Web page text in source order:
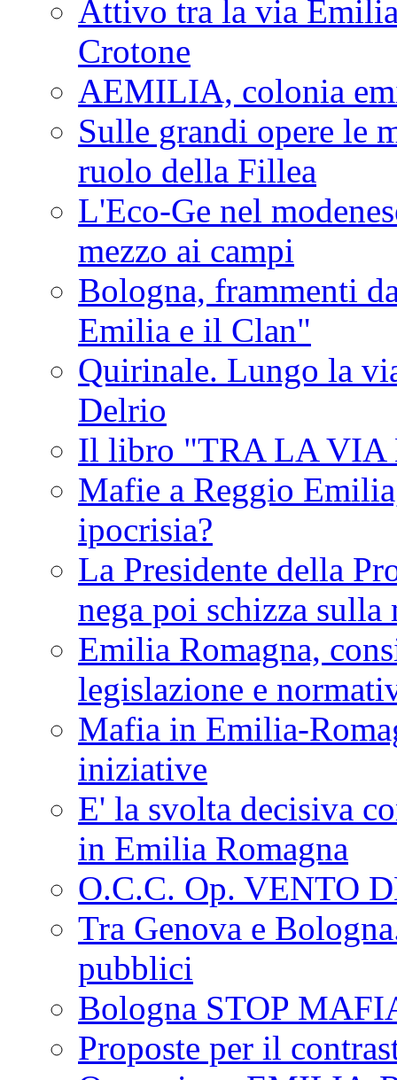
Attivo tra la via
Crotone
AEMILIA, colonia
Sulle grandi opere le
ruolo della Fillea
L'Eco-Ge nel
mezzo ai campi
Bologna, frammenti
Emilia e il Clan"
Quirinale. Lungo la
Delrio
Il libro "TRA LA
Mafie a Reggio
ipocrisia?
La Presidente della
nega poi schizza sulla
Emilia Romagna,
legislazione e
Mafia in Emilia-
iniziative
E' la svolta decisiva
in Emilia Romagna
O.C.C. Op. VENTO
Tra Genova e
pubblici
Bologna STOP
Proposte per il